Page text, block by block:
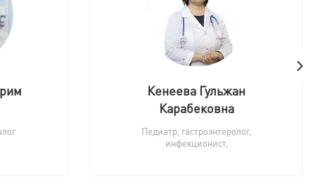
Кенеева Гульжан
Карабековна
Педиатр, гастроэнтеролог,
инфекционист,